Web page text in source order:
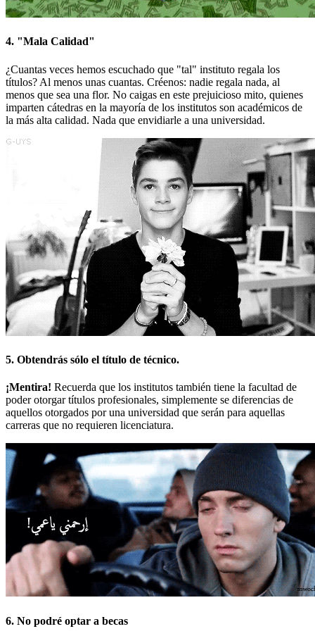
4. "Mala Calidad"
¿Cuantas veces hemos escuchado que "tal" instituto regala los
títulos? Al menos unas cuantas. Créenos: nadie regala nada, al
menos que sea una flor. No caigas en este prejuicioso mito, quienes
imparten cátedras en la mayoría de los institutos son académicos de
la más alta calidad. Nada que envidiarle a una universidad.
5. Obtendrás sólo el título de técnico.
¡Mentira! Recuerda que los institutos también tiene la facultad de
poder otorgar títulos profesionales, simplemente se diferencias de
aquellos otorgados por una universidad que serán para aquellas
carreras que no requieren licenciatura.
6. No podré optar a becas